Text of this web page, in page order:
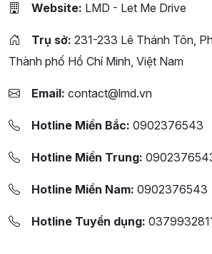
Website: LMD - Let Me Drive
Trụ sở: 231-233 Lê Thánh Tôn,
Thành phố Hồ Chí Minh, Việt Nam
Email: contact@lmd.vn
Hotline Miền Bắc: 0902376543
Hotline Miền Trung:
Hotline Miền Nam: 0902376543
Hotline Tuyển dụng: